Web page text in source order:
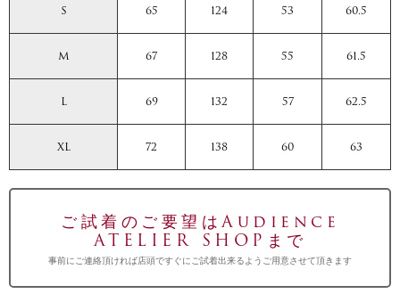
S 65 124 53 60.5
M 67 128 55 61.5
L 69 132 57 62.5
XL 72 138 60 63
ご試着のご要望はAudience
ATELIER SHOPまで
事前にご連絡頂ければ店頭ですぐにご試着出来るようご用意させて頂きます